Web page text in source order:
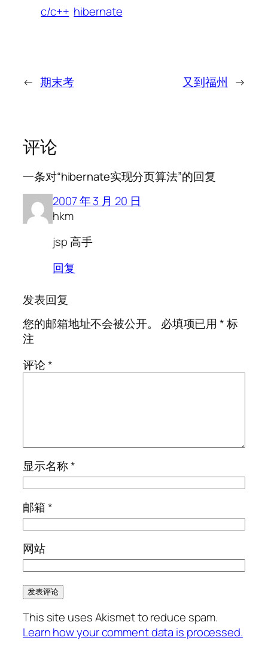
c/c++ hibernate
← 期末考 又到福州 →
评论
一条对“hibernate实现分页算法”的回复
2007 年 3 月 20 日
hkm
jsp 高手
回复
发表回复
您的邮箱地址不会被公开。
必填项已用*标
注
评论*
显示名称*
邮箱*
网站
This site uses Akismet to reduce spam.
Learn how your comment data is processed.